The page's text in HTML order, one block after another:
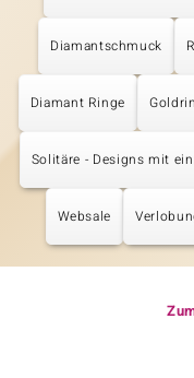
Diamantschmuck
Diamant Ringe
Solitäre - Designs mit
Websale